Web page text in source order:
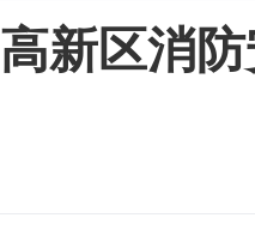
高新区消